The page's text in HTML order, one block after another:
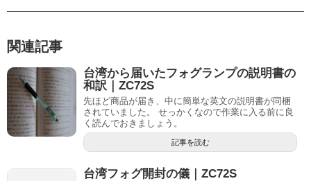
関連記事
台湾から届いたフォグランプの説明書の
和訳｜ZC72S
先ほど商品が届き、中に簡単な英文の説明書が同梱
されていました。 せっかくなので作業に入る前に良
く読んでおきましょう。
記事を読む
台湾フォグ開封の儀｜ZC72S